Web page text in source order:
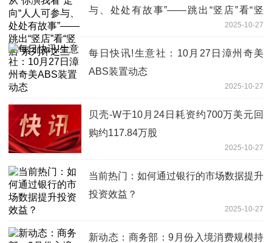
与、处处有故事”——跳出“竖店”看“竖
2025-10-27
每日快讯!生意社：10月27日漳州奇美
ABS装置动态
2025-10-27
贝壳-W于10月24日耗资约700万美元回
购约117.84万股
2025-10-27
当前热门：如何通过银行的市场数据提升
投资效益？
2025-10-27
新动态：商务部：9月份入境消费规模持